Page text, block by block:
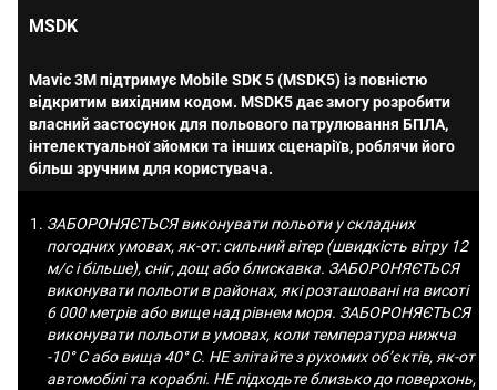
MSDK
Mavic 3M підтримує Mobile SDK 5 (MSDK5) із повністю
відкритим вихідним кодом. MSDK5 дає змогу розробити
власний застосунок для польового патрулювання БПЛА,
інтелектуальної зйомки та інших сценаріїв, роблячи його
більш зручним для користувача.
ЗАБОРОНЯЄТЬСЯ виконувати польоти у складних
погодних умовах, як-от: сильний вітер (швидкість вітру 12
м/с і більше), сніг, дощ або блискавка. ЗАБОРОНЯЄТЬСЯ
виконувати польоти в районах, які розташовані на висоті
6 000 метрів або вище над рівнем моря. ЗАБОРОНЯЄТЬСЯ
виконувати польоти в умовах, коли температура нижча
-10° C або вища 40° C. НЕ злітайте з рухомих об’єктів, як-от
автомобілі та кораблі. НЕ підходьте близько до поверхонь,